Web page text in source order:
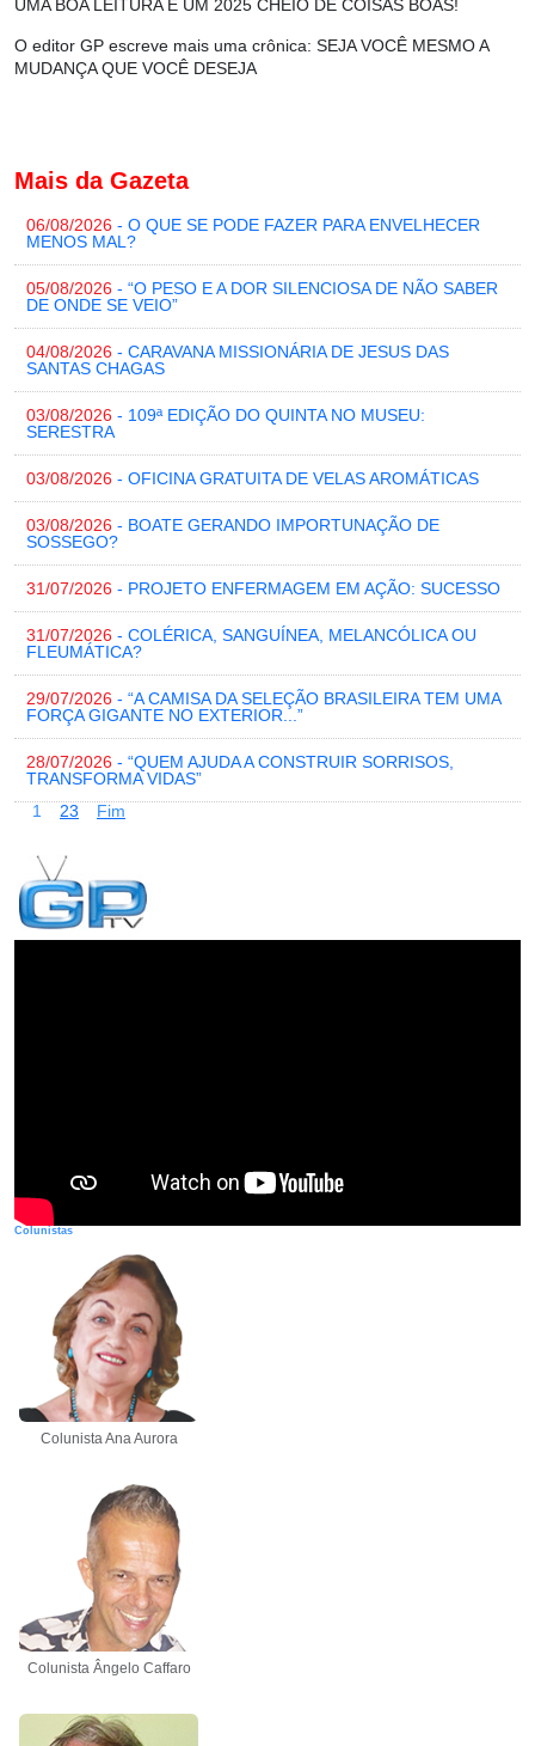
UMA BOA LEITURA E UM 2025 CHEIO DE COISAS BOAS!
O editor GP escreve mais uma crônica: SEJA VOCÊ MESMO A
MUDANÇA QUE VOCÊ DESEJA
Mais da Gazeta
06/08/2026 - O QUE SE PODE FAZER PARA ENVELHECER
MENOS MAL?
05/08/2026 - “O PESO E A DOR SILENCIOSA DE NÃO SABER
DE ONDE SE VEIO”
04/08/2026 - CARAVANA MISSIONÁRIA DE JESUS DAS
SANTAS CHAGAS
03/08/2026 - 109ª EDIÇÃO DO QUINTA NO MUSEU:
SERESTRA
03/08/2026 - OFICINA GRATUITA DE VELAS AROMÁTICAS
03/08/2026 - BOATE GERANDO IMPORTUNAÇÃO DE
SOSSEGO?
31/07/2026 - PROJETO ENFERMAGEM EM AÇÃO: SUCESSO
31/07/2026 - COLÉRICA, SANGUÍNEA, MELANCÓLICA OU
FLEUMÁTICA?
29/07/2026 - “A CAMISA DA SELEÇÃO BRASILEIRA TEM UMA
FORÇA GIGANTE NO EXTERIOR...”
28/07/2026 - “QUEM AJUDA A CONSTRUIR SORRISOS,
TRANSFORMA VIDAS”
1
23 Fim
Colunistas
Colunista Ana Aurora
Colunista Ângelo Caffaro